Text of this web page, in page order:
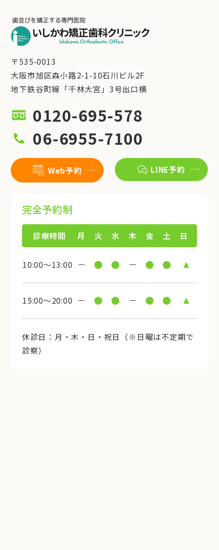
〒535-0013
大阪市旭区森小路2-1-10石川ビル2F
地下鉄谷町線「千林大宮」3号出口横
0120-695-578
06-6955-7100
Web予約 LINE予約
完全予約制
診療時間 月 火 水 木 金 土 日
10:00～13:00
15:00～20:00
休診日：月・木・日・祝日（※日曜は不定期で
診察）